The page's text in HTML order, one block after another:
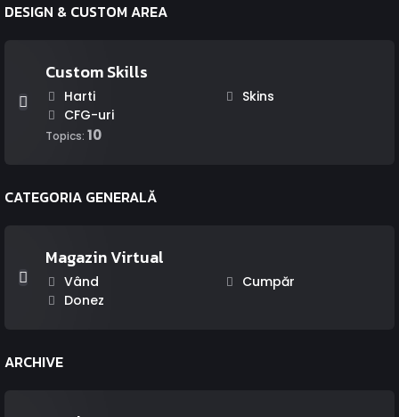
DESIGN & CUSTOM AREA
Custom Skills
Harti
Skins
CFG-uri
Topics: 10
CATEGORIA GENERALĂ
Magazin Virtual
Vând
Cumpăr
Donez
ARCHIVE